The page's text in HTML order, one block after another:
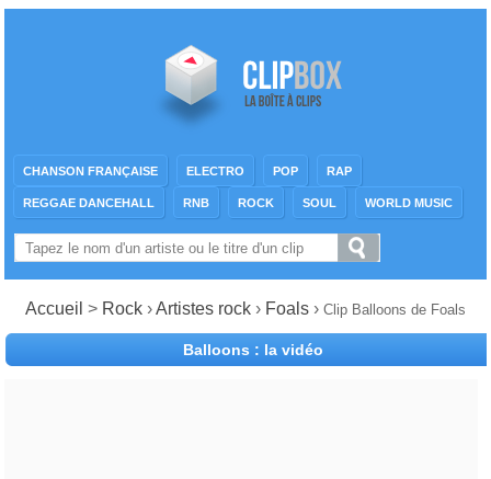
CHANSON FRANÇAISE ELECTRO POP RAP
REGGAE DANCEHALL RNB ROCK SOUL WORLD MUSIC
Accueil > Rock ›Artistes rock › Foals › Clip Balloons de Foals
Balloons : la vidéo